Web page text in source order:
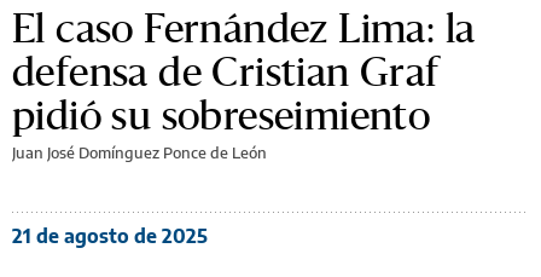
El caso Fernández Lima: la
defensa de Cristian Graf
pidió su sobreseimiento
Juan José Domínguez Ponce de León
21 de agosto de 2025